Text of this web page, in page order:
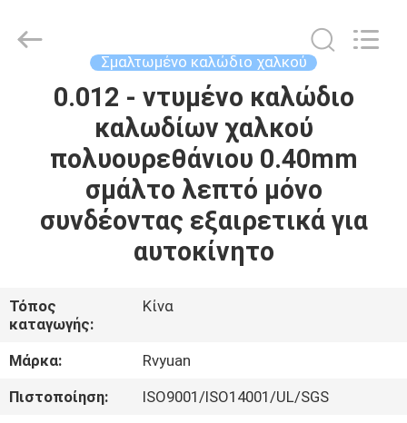
ΣΠΊΤΙ
ΠΡΟΪΌΝΤΑ
ΒΊΝΤΕΟ
ΕΜΕΊΣ
ΓΎΡΟΣ
ΕΡΓΟΣΤΑΣΊΩΝ
Material
Co,.Ltd.
Σμαλτωμένο καλώδιο χαλκού
0.012 - ντυμένο καλώδιο
καλωδίων χαλκού
πολυουρεθάνιου 0.40mm
σμάλτο λεπτό μόνο
συνδέοντας εξαιρετικά για
αυτοκίνητο
Τόπος
καταγωγής:
Κίνα
Μάρκα:
Rvyuan
Πιστοποίηση:
ISO9001/ISO14001/UL/SGS